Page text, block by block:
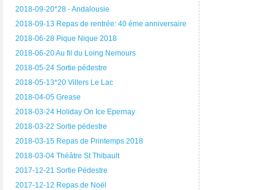
2018-09-20*28 - Andalousie
2018-09-13 Repas de rentrée: 40 éme anniversaire
2018-06-28 Pique Nique 2018
2018-06-20 Au fil du Loing Nemours
2018-05-24 Sortie pédestre
2018-05-13*20 Villers Le Lac
2018-04-05 Grease
2018-03-24 Holiday On Ice Epernay
2018-03-22 Sortie pédestre
2018-03-15 Repas de Printemps 2018
2018-03-04 Théâtre St Thibault
2017-12-21 Sortie Pédestre
2017-12-12 Repas de Noël